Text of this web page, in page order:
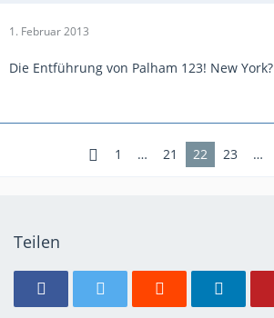
1. Februar 2013
Die Entführung von Palham 123! New York?
1 … 21 22 23 …
Teilen